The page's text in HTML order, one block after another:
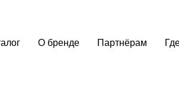
О бренде Партнёрам